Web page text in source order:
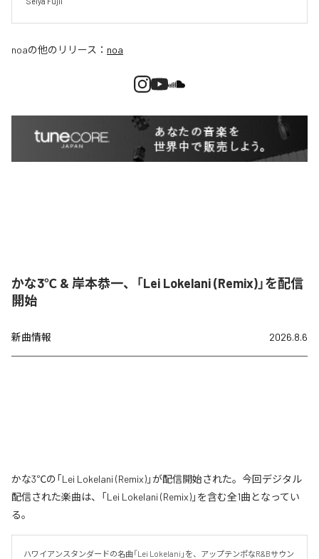
noaの他のリリース： noa
かな3℃ & 岸本恭一、「Lei Lokelani (Remix)」を配信
開始
新曲情報 2026.8.6
かな3℃の「Lei Lokelani (Remix)」が配信開始された。今回デジタル
配信された楽曲は、「Lei Lokelani (Remix)」を含む全1曲となってい
る。
ハワイアンスタンダードの名曲「Lei Lokelani」を、アップテンポなR&Bサウン